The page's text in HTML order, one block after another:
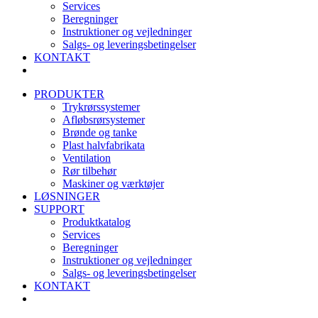
Services
Beregninger
Instruktioner og vejledninger
Salgs- og leveringsbetingelser
KONTAKT
PRODUKTER
Trykrørssystemer
Afløbsrørsystemer
Brønde og tanke
Plast halvfabrikata
Ventilation
Rør tilbehør
Maskiner og værktøjer
LØSNINGER
SUPPORT
Produktkatalog
Services
Beregninger
Instruktioner og vejledninger
Salgs- og leveringsbetingelser
KONTAKT